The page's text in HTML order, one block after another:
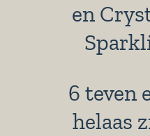
en
6 teven
helaas